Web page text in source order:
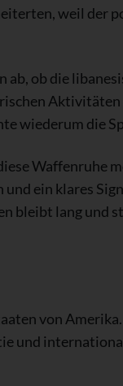
weil der
ob die
Aktivitäten
wiederum die
Waffenruhe
ein klares
bleibt lang und
von
und